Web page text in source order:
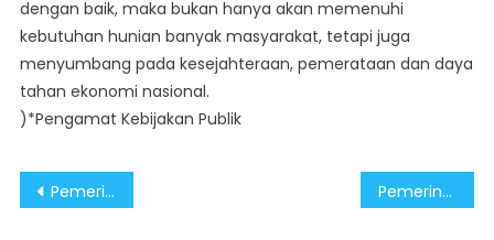
dengan baik, maka bukan hanya akan memenuhi
kebutuhan hunian banyak masyarakat, tetapi juga
menyumbang pada kesejahteraan, pemerataan dan daya
tahan ekonomi nasional.
)*Pengamat Kebijakan Publik
Post
Pemerintah Resmikan KUR Perumahan Bukti Nyata Keberpihakan pada Rakyat Pemerintah dan Perbankan Kolaborasi Siapkan KUR Perumahan Rp130 Triliun